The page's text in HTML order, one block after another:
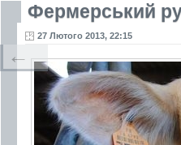
Фермерський
27 Лютого 2013, 22:15
←